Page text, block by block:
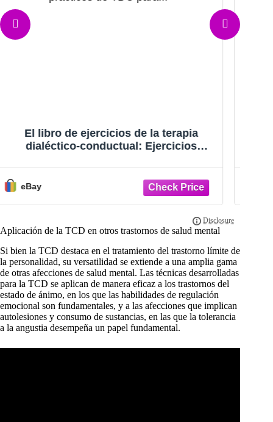
Baraja de tarjetas para el desarrollo de
habilidades de la TDC de Lane
eBay
Aplicación de la TCD en otros trastornos de salud mental
Si bien la TCD destaca en el tratamiento del trastorno límite de
la personalidad, su versatilidad se extiende a una amplia gama
de otras afecciones de salud mental. Las técnicas desarrolladas
para la TCD se aplican de manera eficaz a los trastornos del
estado de ánimo, en los que las habilidades de regulación
emocional son fundamentales, y a las afecciones que implican
autolesiones y consumo de sustancias, en las que la tolerancia
a la angustia desempeña un papel fundamental.